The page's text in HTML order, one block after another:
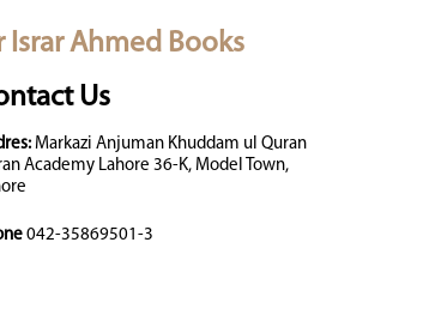
Israr Ahmed Books
Us
Markazi Anjuman Khuddam ul Quran
Academy Lahore 36-K, Model Town,
042-35869501-3